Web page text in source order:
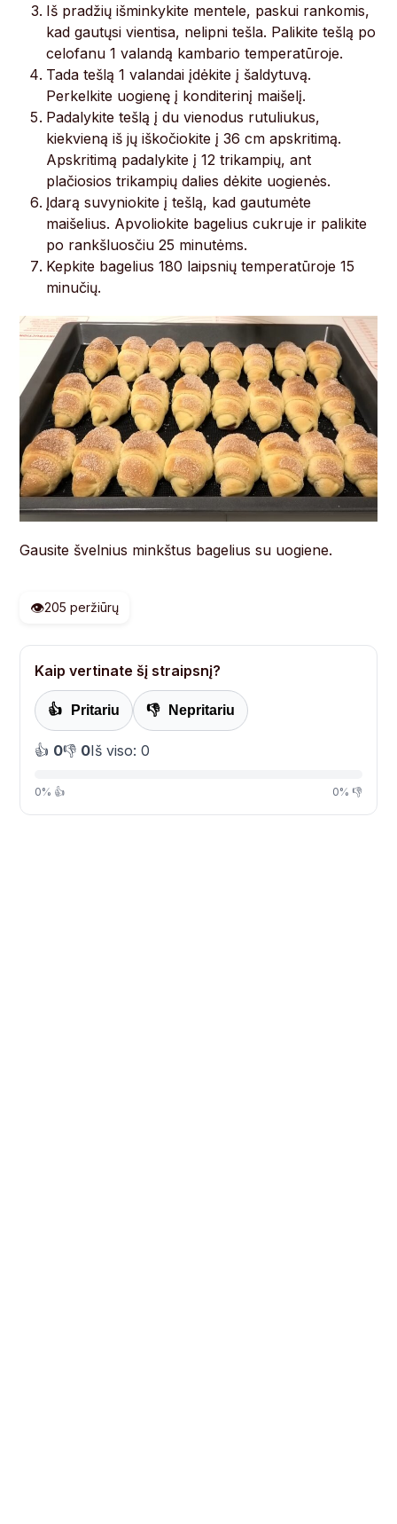
Iš pradžių išminkykite mentele, paskui rankomis,
kad gautųsi vientisa, nelipni tešla. Palikite tešlą po
celofanu 1 valandą kambario temperatūroje.
Tada tešlą 1 valandai įdėkite į šaldytuvą.
Perkelkite uogienę į konditerinį maišelį.
Padalykite tešlą į du vienodus rutuliukus,
kiekvieną iš jų iškočiokite į 36 cm apskritimą.
Apskritimą padalykite į 12 trikampių, ant
plačiosios trikampių dalies dėkite uogienės.
Įdarą suvyniokite į tešlą, kad gautumėte
maišelius. Apvoliokite bagelius cukruje ir palikite
po rankšluosčiu 25 minutėms.
Kepkite bagelius 180 laipsnių temperatūroje 15
minučių.
Gausite švelnius minkštus bagelius su uogiene.
👁️205 peržiūrų
Kaip vertinate šį straipsnį?
👍 Pritariu 👎 Nepritariu
👍 0👎 0Iš viso: 0
0% 👍 0% 👎